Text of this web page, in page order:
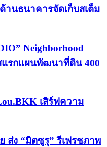
านธนาคารจัดเก็บสเต็ม
Neighborhood
แรกแผนพัฒนาที่ดิน 400
เสิร์ฟความ
ส่ง “มิตซูรุ” รีเฟรชภาพ